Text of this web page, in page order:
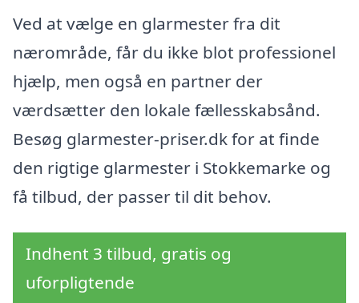
Ved at vælge en glarmester fra dit
nærområde, får du ikke blot professionel
hjælp, men også en partner der
værdsætter den lokale fællesskabsånd.
Besøg glarmester-priser.dk for at finde
den rigtige glarmester i Stokkemarke og
få tilbud, der passer til dit behov.
Indhent 3 tilbud, gratis og
uforpligtende